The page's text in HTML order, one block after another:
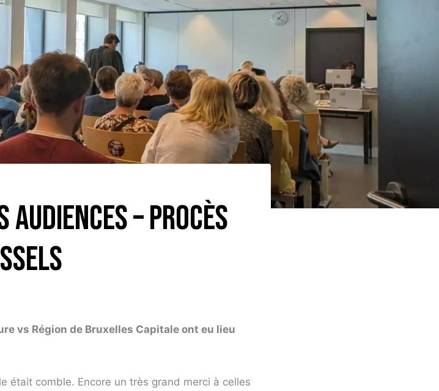
audiences – procès
vs Région de Bruxelles Capitale ont eu lieu
était comble. Encore un très grand merci à celles